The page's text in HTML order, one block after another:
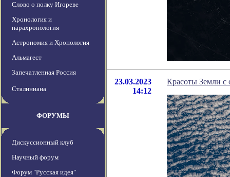
Слово о полку Игореве
Хронология и
парахронология
Астрономия и Хронология
Альмагест
Запечатленная Россия
Сталиниана
ФОРУМЫ
Дискуссионный клуб
Научный форум
Форум "Русская идея"
23.03.2023
14:12
Красоты Земли с